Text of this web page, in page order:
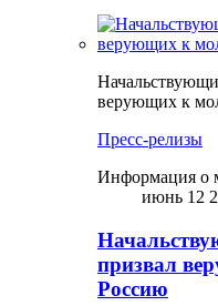
верующих к
Пресс-релизы
Информация о
июнь 12
призвал
Россию